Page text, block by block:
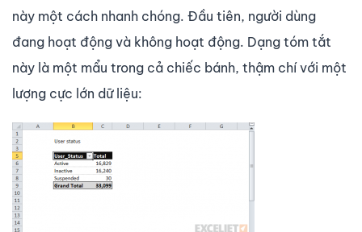
này một cách nhanh chóng. Đầu tiên, người dùng
đang hoạt động và không hoạt động. Dạng tóm tắt
này là một mẩu trong cả chiếc bánh, thậm chí với một
lượng cực lớn dữ liệu: